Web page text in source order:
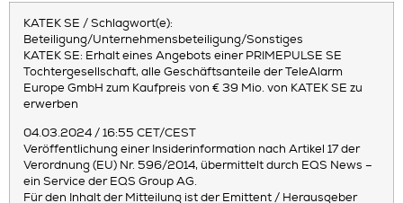
KATEK SE / Schlagwort(e):
Beteiligung/Unternehmensbeteiligung/Sonstiges
KATEK SE: Erhalt eines Angebots einer PRIMEPULSE SE
Tochtergesellschaft, alle Geschäftsanteile der TeleAlarm
Europe GmbH zum Kaufpreis von € 39 Mio. von KATEK SE zu
erwerben
04.03.2024 / 16:55 CET/CEST
Veröffentlichung einer Insiderinformation nach Artikel 17 der
Verordnung (EU) Nr. 596/2014, übermittelt durch EQS News –
ein Service der EQS Group AG.
Für den Inhalt der Mitteilung ist der Emittent / Herausgeber